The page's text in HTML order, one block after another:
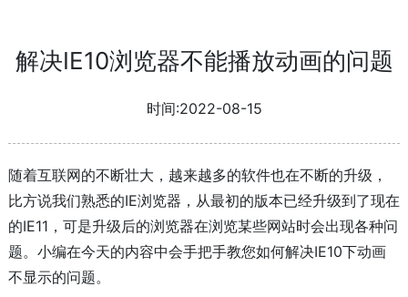
解决IE10浏览器不能播放动画的问题
时间:2022-08-15
随着互联网的不断壮大，越来越多的软件也在不断的升级，
比方说我们熟悉的IE浏览器，从最初的版本已经升级到了现在
的IE11，可是升级后的浏览器在浏览某些网站时会出现各种问
题。小编在今天的内容中会手把手教您如何解决IE10下动画
不显示的问题。